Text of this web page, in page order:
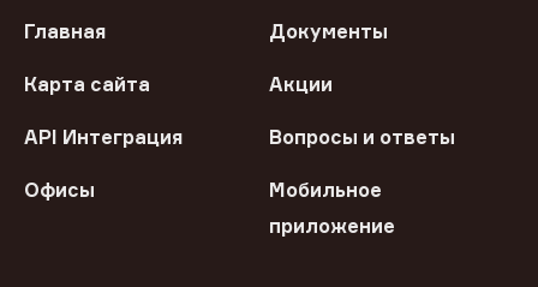
Главная Документы
Карта сайта Акции
API Интеграция Вопросы и ответы
Офисы
Мобильное
приложение